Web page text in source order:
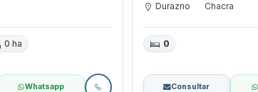
0 ha
Whatsapp
Durazno Chacra
0
Consultar